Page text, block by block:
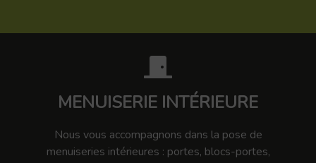
MENUISERIE INTÉRIEURE
Nous vous accompagnons dans la pose de
menuiseries intérieures : portes, blocs-portes,